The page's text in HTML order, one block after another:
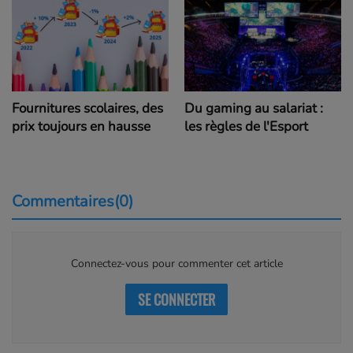
Fournitures scolaires, des
prix toujours en hausse
Du gaming au salariat :
les règles de l'Esport
Commentaires(0)
Connectez-vous pour commenter cet article
SE CONNECTER